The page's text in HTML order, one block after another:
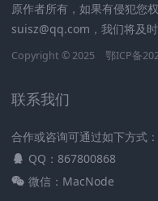
原作者所有，如果有侵犯您
suisz@qq.com，我们将及时
Copyright © 2025 鄂ICP备
联系我们
合作或咨询可通过如下方式：
QQ：867800868
微信：MacNode